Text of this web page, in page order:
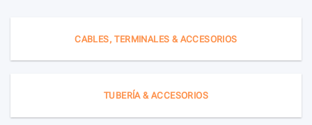
CABLES, TERMINALES & ACCESORIOS
TUBERÍA & ACCESORIOS